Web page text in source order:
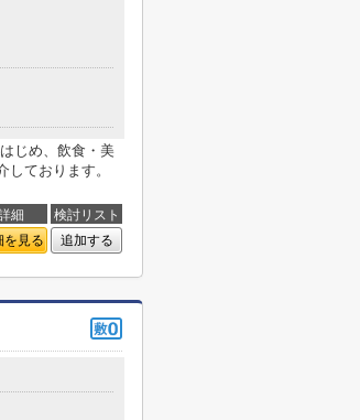
じめ、飲食・美
ております。
細
検討リスト
を見る 追加する